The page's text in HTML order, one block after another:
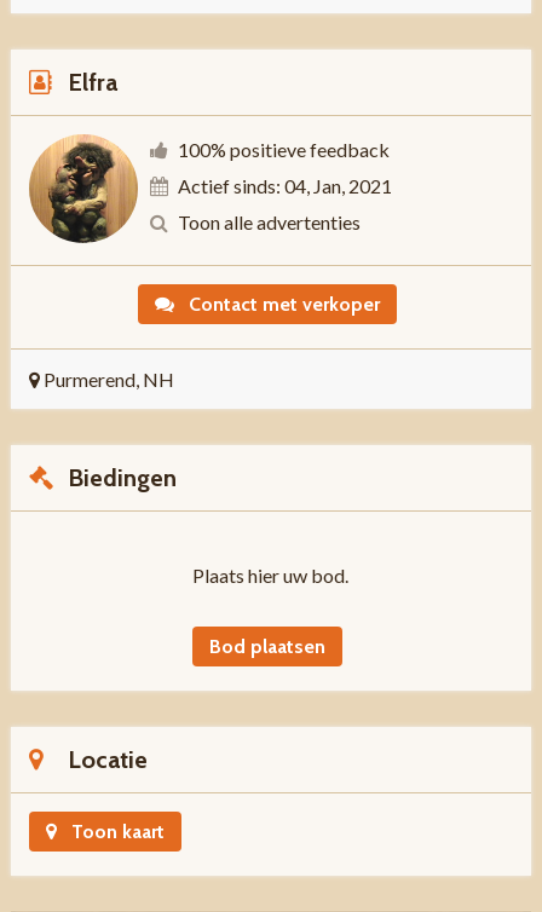
Elfra
100% positieve feedback
Actief sinds: 04, Jan, 2021
Toon alle advertenties
Contact met verkoper
Purmerend, NH
Biedingen
Plaats hier uw bod.
Bod plaatsen
Locatie
Toon kaart